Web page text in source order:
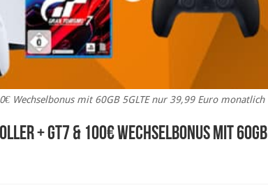
Wechselbonus mit 60GB 5GLTE nur 39,99 Euro monatlich
+ GT7 & 100€ Wechselbonus mit 60GB